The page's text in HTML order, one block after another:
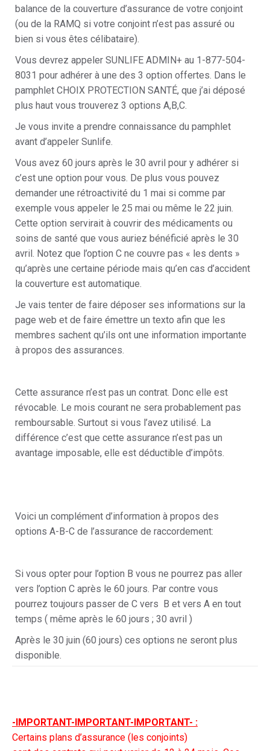
balance de la couverture d’assurance de votre conjoint
(ou de la RAMQ si votre conjoint n’est pas assuré ou
bien si vous êtes célibataire).
Vous devrez appeler SUNLIFE ADMIN+ au 1-877-504-
8031 pour adhérer à une des 3 option offertes. Dans le
pamphlet CHOIX PROTECTION SANTÉ, que j’ai déposé
plus haut vous trouverez 3 options A,B,C.
Je vous invite a prendre connaissance du pamphlet
avant d’appeler Sunlife.
Vous avez 60 jours après le 30 avril pour y adhérer si
c’est une option pour vous. De plus vous pouvez
demander une rétroactivité du 1 mai si comme par
exemple vous appeler le 25 mai ou même le 22 juin.
Cette option servirait à couvrir des médicaments ou
soins de santé que vous auriez bénéficié après le 30
avril. Notez que l’option C ne couvre pas « les dents »
qu’après une certaine période mais qu’en cas d’accident
la couverture est automatique.
Je vais tenter de faire déposer ses informations sur la
page web et de faire émettre un texto afin que les
membres sachent qu’ils ont une information importante
à propos des assurances.
Cette assurance n’est pas un contrat. Donc elle est
révocable. Le mois courant ne sera probablement pas
remboursable. Surtout si vous l’avez utilisé. La
différence c’est que cette assurance n’est pas un
avantage imposable, elle est déductible d’impôts.
Voici un complément d’information à propos des
options A-B-C de l’assurance de raccordement:
Si vous opter pour l’option B vous ne pourrez pas aller
vers l’option C après le 60 jours. Par contre vous
pourrez toujours passer de C vers B et vers A en tout
temps ( même après le 60 jours ; 30 avril )
Après le 30 juin (60 jours) ces options ne seront plus
disponible.
-IMPORTANT-IMPORTANT-IMPORTANT- :
Certains plans d’assurance (les conjoints)